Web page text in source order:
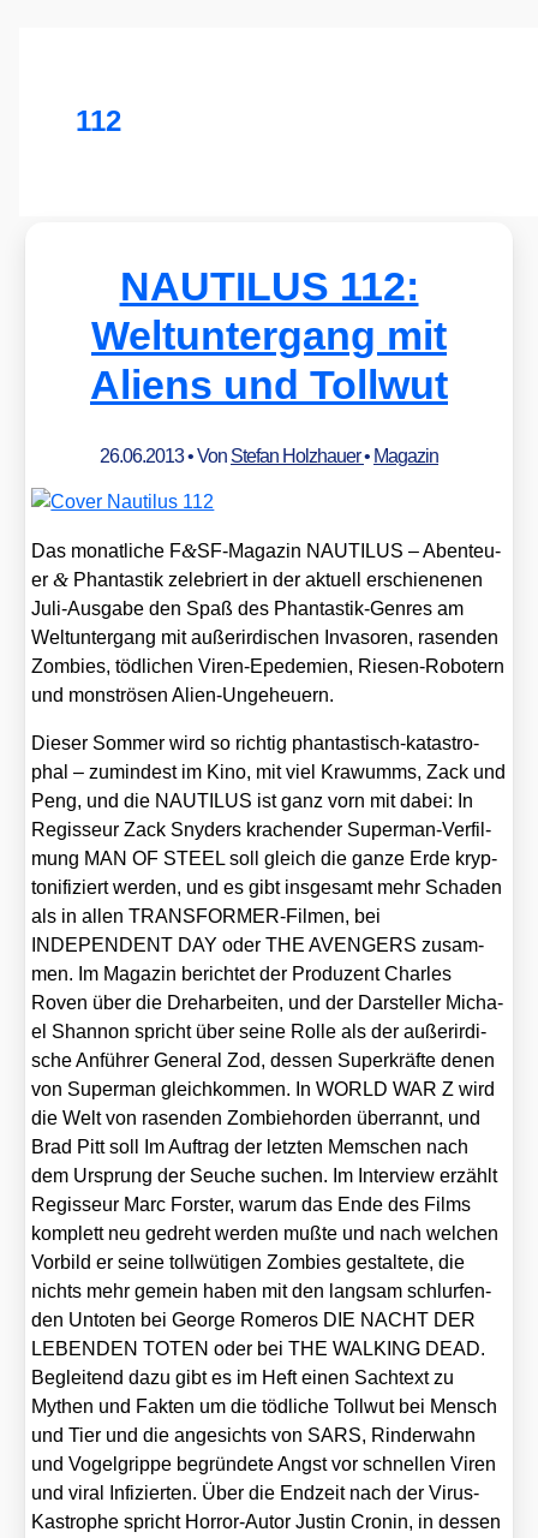
112
NAUTILUS 112:
Weltuntergang mit
Aliens und Tollwut
26.06.2013• Von Stefan Holzhauer• Magazin
Das monat­li­che F&SF-Magazin NAUTILUS – Aben­teu­
er& Phan­tas­tik zele­briert in der aktu­ell erschie­ne­nen
Juli-Aus­ga­be den Spaß des Phan­tas­tik-Gen­res am
Welt­un­ter­gang mit außer­ir­di­schen Inva­so­ren, rasen­den
Zom­bies, töd­li­chen Viren-Epe­de­mien, Rie­sen-Robo­tern
und mons­trö­sen Ali­en-Unge­heu­ern.
Die­ser Som­mer wird so rich­tig phan­tas­tisch-kata­stro­
phal – zumin­dest im Kino, mit viel Kra­wumms, Zack und
Peng, und die NAUTILUS ist ganz vorn mit dabei: In
Regis­seur Zack Sny­ders kra­chen­der Super­man-Ver­fil­
mung MAN OF STEEL soll gleich die gan­ze Erde kryp­
to­ni­fi­ziert wer­den, und es gibt ins­ge­samt mehr Scha­den
als in allen TRANS­FOR­MER-Fil­men, bei
INDEPENDENT DAY oder THE AVENGERS zusam­
men. Im Maga­zin berich­tet der Pro­du­zent Charles
Roven über die Dreh­ar­bei­ten, und der Dar­stel­ler Micha­
el Shan­non spricht über sei­ne Rol­le als der außer­ir­di­
sche Anfüh­rer Gene­ral Zod, des­sen Super­kräf­te denen
von Super­man gleich­kom­men. In WORLD WAR Z wird
die Welt von rasen­den Zom­bie­hor­den über­rannt, und
Brad Pitt soll Im Auf­trag der letz­ten Mem­schen nach
dem Ursprung der Seu­che suchen. Im Inter­view erzählt
Regis­seur Marc Fors­ter, war­um das Ende des Films
kom­plett neu gedreht wer­den muß­te und nach wel­chen
Vor­bild er sei­ne toll­wü­ti­gen Zom­bies gestal­te­te, die
nichts mehr gemein haben mit den lang­sam schlur­fen­
den Unto­ten bei Geor­ge Rome­ros DIE NACHT DER
LEBENDEN TOTEN oder bei THE WALKING DEAD.
Beglei­tend dazu gibt es im Heft einen Sach­text zu
Mythen und Fak­ten um die töd­li­che Toll­wut bei Mensch
und Tier und die ange­sichts von SARS, Rin­der­wahn
und Vogel­grip­pe begrün­de­te Angst vor schnel­len Viren
und viral Infi­zier­ten. Über die End­zeit nach der Virus-
Kas­tro­phe spricht Hor­ror-Autor Jus­tin Cro­nin, in des­sen